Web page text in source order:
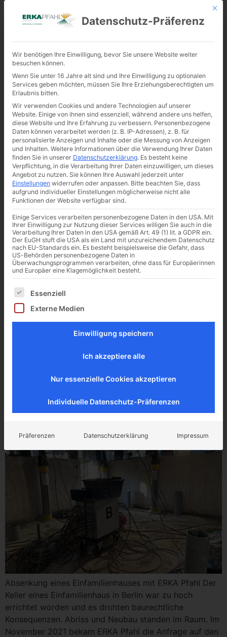
KONTAKT
Verschiebung eines EFHs
der besonderen Art mit
ERKA Pfahl (Video)
Verschiebung eines Einfamilienhauses der besonderen
Art mit ERKA Pfahl Ein Einfamilienhaus inkl. angebauter
Doppelgarage in Niedersachsen war außerhalb des
Baufensters errichtet worden und es drohten
baurechtliche Konsequenzen. Räumung und ein
Nutzungsverbot waren von der Stadt bereits
drohte. Im März 2024 bekam ERKA Pfahl die Anfrage
Absenkung eines
Einfamilienhauses mit ERKA
Absenkung eines Einfamilienhauses mit ERKA Pfahl Der
Keller eines Einfamilienhaus in Berlin war zu hoch
errichtet worden und es drohten baurechtliche
Konsequenzen. Abriss und Neubau standen im Raum. Im
November 2021 bekam ERKA Pfahl die Anfrage auf den
Mit
Datenschutz-Präferenz
Wir benötigen Ihre Einwilligung, bevor Sie unsere Website weiter
besuchen können.
Wenn Sie unter 16 Jahre alt sind und Ihre Einwilligung zu optionalen
Services geben möchten, müssen Sie Ihre Erziehungsberechtigten um
Erlaubnis bitten.
Wir verwenden Cookies und andere Technologien auf unserer
Website. Einige von ihnen sind essenziell, während andere uns helfen,
diese Website und Ihre Erfahrung zu verbessern. Personenbezogene
Daten können verarbeitet werden (z. B. IP-Adressen), z. B. für
personalisierte Anzeigen und Inhalte oder die Messung von Anzeigen
und Inhalten. Weitere Informationen über die Verwendung Ihrer Daten
finden Sie in unserer Datenschutzerklärung. Es besteht keine
Verpflichtung, in die Verarbeitung Ihrer Daten einzuwilligen, um dieses
Angebot zu nutzen. Sie können Ihre Auswahl jederzeit unter
Einstellungen widerrufen oder anpassen. Bitte beachten Sie, dass
aufgrund individueller Einstellungen möglicherweise nicht alle
Funktionen der Website verfügbar sind.
Einige Services verarbeiten personenbezogene Daten in den USA. Mit
Ihrer Einwilligung zur Nutzung dieser Services willigen Sie auch in die
Verarbeitung Ihrer Daten in den USA gemäß Art. 49 (1) lit. a GDPR ein.
Der EuGH stuft die USA als ein Land mit unzureichendem Datenschutz
nach EU-Standards ein. Es besteht beispielsweise die Gefahr, dass
US-Behörden personenbezogene Daten in
Überwachungsprogrammen verarbeiten, ohne dass für Europäerinnen
und Europäer eine Klagemöglichkeit besteht.
Es folgt eine Liste der Service-Gruppen, für die eine
Essenziell
Externe Medien
Einwilligung speichern
Ich akzeptiere alle
Nur essenzielle Cookies akzeptieren
Individuelle Datenschutz-Präferenzen
Präferenzen Datenschutzerklärung Impressum